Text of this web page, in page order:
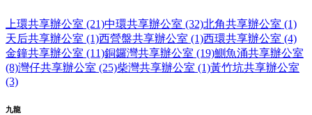
上環共享辦公室 (21)中環共享辦公室 (32)北角共享辦公室 (1)
天后共享辦公室 (1)西營盤共享辦公室 (1)西環共享辦公室 (4)
金鐘共享辦公室 (11)銅鑼灣共享辦公室 (19)鰂魚涌共享辦公室
(8)灣仔共享辦公室 (25)柴灣共享辦公室 (1)黃竹坑共享辦公室
(3)
九龍